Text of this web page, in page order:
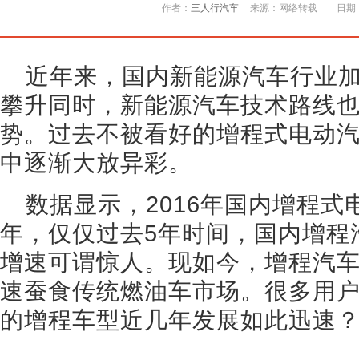
作者： 三人行汽车 来源：网络转载 日
近年来，国内新能源汽车行业
攀升同时，新能源汽车技术路线
势。过去不被看好的增程式电动
中逐渐大放异彩。
数据显示，2016年国内增程式
年，仅仅过去5年时间，国内增
增速可谓惊人。现如今，增程汽
速蚕食传统燃油车市场。很多用
的增程车型近几年发展如此迅速